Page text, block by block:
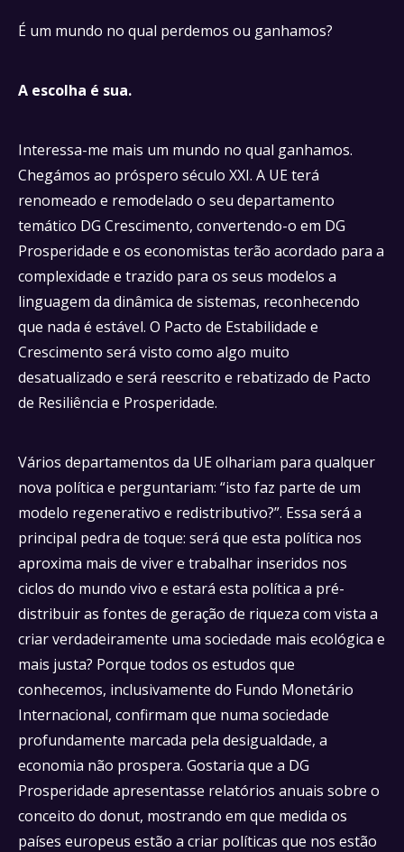
É um mundo no qual perdemos ou ganhamos?
A escolha é sua.
Interessa-me mais um mundo no qual ganhamos.
Chegámos ao próspero século XXI. A UE terá
renomeado e remodelado o seu departamento
temático DG Crescimento, convertendo-o em DG
Prosperidade e os economistas terão acordado para a
complexidade e trazido para os seus modelos a
linguagem da dinâmica de sistemas, reconhecendo
que nada é estável. O Pacto de Estabilidade e
Crescimento será visto como algo muito
desatualizado e será reescrito e rebatizado de Pacto
de Resiliência e Prosperidade.
Vários departamentos da UE olhariam para qualquer
nova política e perguntariam: “isto faz parte de um
modelo regenerativo e redistributivo?”. Essa será a
principal pedra de toque: será que esta política nos
aproxima mais de viver e trabalhar inseridos nos
ciclos do mundo vivo e estará esta política a pré-
distribuir as fontes de geração de riqueza com vista a
criar verdadeiramente uma sociedade mais ecológica e
mais justa? Porque todos os estudos que
conhecemos, inclusivamente do Fundo Monetário
Internacional, confirmam que numa sociedade
profundamente marcada pela desigualdade, a
economia não prospera. Gostaria que a DG
Prosperidade apresentasse relatórios anuais sobre o
conceito do donut, mostrando em que medida os
países europeus estão a criar políticas que nos estão